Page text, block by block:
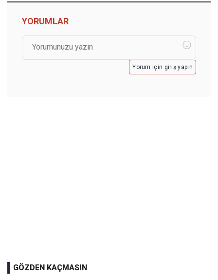
YORUMLAR
Yorum için giriş yapın
GÖZDEN KAÇMASIN